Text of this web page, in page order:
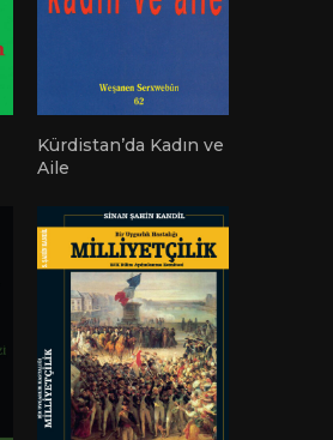
Kürdistan’da Kadın ve
Aile